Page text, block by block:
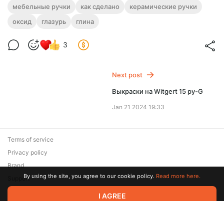
мебельные ручки
как сделано
керамические ручки
оксид
глазурь глина
3
Next post
Выкраски на Witgert 15 py-G
Jan 21 2024 19:33
© 2026 Zaya Solutions Limited. All rights reserved. All trademarks
Terms of service
Privacy policy
Brand
SupportBy using the site, you agree to our cookie policy. Read more here.
I AGREE